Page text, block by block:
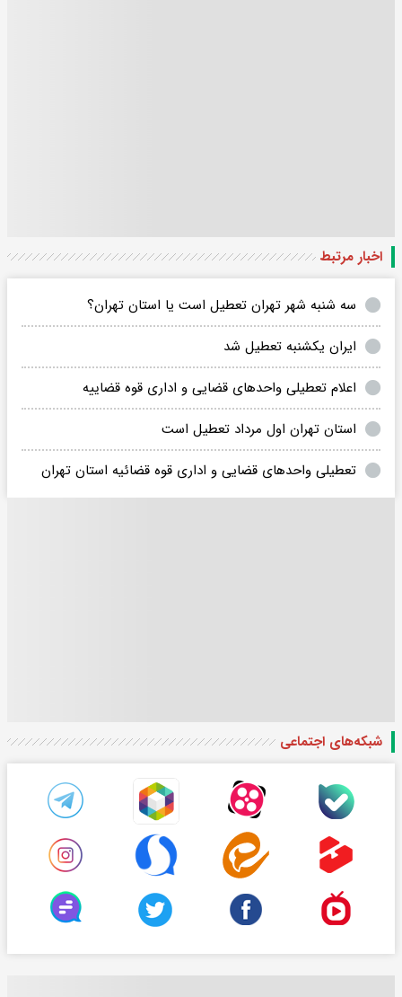
اخبار مرتبط
سه شنبه شهر تهران تعطیل است یا استان تهران؟
ایران یکشنبه تعطیل شد
اعلام تعطیلی واحدهای قضایی و اداری قوه قضاییه
استان تهران اول مرداد تعطیل است
تعطیلی واحد‌های قضایی و اداری قوه قضائیه استان تهران
شبکه‌های اجتماعی